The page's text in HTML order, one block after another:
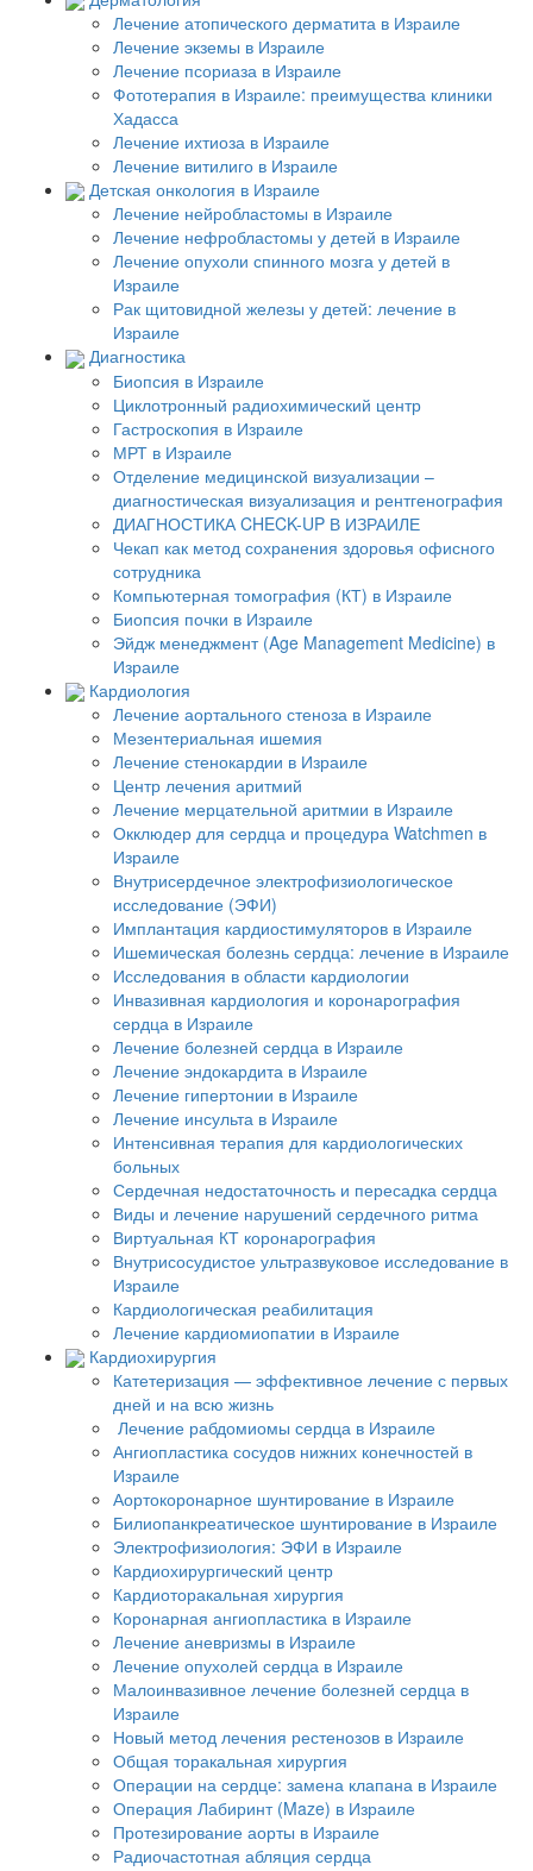
Лечение атопического дерматита в Израиле
Лечение экземы в Израиле
Лечение псориаза в Израиле
Фототерапия в Израиле: преимущества клиники
Хадасса
Лечение ихтиоза в Израиле
Лечение витилиго в Израиле
Детская онкология в Израиле
Лечение нейробластомы в Израиле
Лечение нефробластомы у детей в Израиле
Лечение опухоли спинного мозга у детей в
Израиле
Рак щитовидной железы у детей: лечение в
Израиле
Диагностика
Биопсия в Израиле
Циклотронный радиохимический центр
Гастроскопия в Израиле
МРТ в Израиле
Отделение медицинской визуализации –
диагностическая визуализация и рентгенография
ДИАГНОСТИКА CHECK-UP В ИЗРАИЛЕ
Чекап как метод сохранения здоровья офисного
сотрудника
Компьютерная томография (КТ) в Израиле
Биопсия почки в Израиле
Эйдж менеджмент (Age Management Medicine) в
Израиле
Кардиология
Лечение аортального стеноза в Израиле
Мезентериальная ишемия
Лечение стенокардии в Израиле
Центр лечения аритмий
Лечение мерцательной аритмии в Израиле
Окклюдер для сердца и процедура Watchmen в
Израиле
Внутрисердечное электрофизиологическое
исследование (ЭФИ)
Имплантация кардиостимуляторов в Израиле
Ишемическая болезнь сердца: лечение в Израиле
Исследования в области кардиологии
Инвазивная кардиология и коронарография
сердца в Израиле
Лечение болезней сердца в Израиле
Лечение эндокардита в Израиле
Лечение гипертонии в Израиле
Лечение инсульта в Израиле
Интенсивная терапия для кардиологических
больных
Сердечная недостаточность и пересадка сердца
Виды и лечение нарушений сердечного ритма
Виртуальная КТ коронарография
Внутрисосудистое ультразвуковое исследование в
Израиле
Кардиологическая реабилитация
Лечение кардиомиопатии в Израиле
Кардиохирургия
Катетеризация — эффективное лечение с первых
дней и на всю жизнь
Лечение рабдомиомы сердца в Израиле
Ангиопластика сосудов нижних конечностей в
Израиле
Аортокоронарное шунтирование в Израиле
Билиопанкреатическое шунтирование в Израиле
Электрофизиология: ЭФИ в Израиле
Кардиохирургический центр
Кардиоторакальная хирургия
Коронарная ангиопластика в Израиле
Лечение аневризмы в Израиле
Лечение опухолей сердца в Израиле
Малоинвазивное лечение болезней сердца в
Израиле
Новый метод лечения рестенозов в Израиле
Общая торакальная хирургия
Операции на сердце: замена клапана в Израиле
Операция Лабиринт (Maze) в Израиле
Протезирование аорты в Израиле
Радиочастотная абляция сердца